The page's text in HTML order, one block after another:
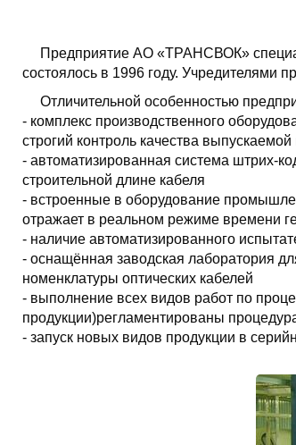
Предприятие АО «ТРАНСВОК»
состоялось в 1996 году. Учредителями
Отличительной особенностью
- комплекс производственного
строгий контроль качества выпускаемой
- автоматизированная система штрих-
строительной длине кабеля
- встроенные в оборудование
отражает в реальном режиме времени
- наличие автоматизированного
- оснащённая заводская лаборатория
номенклатуры оптических кабелей
- выполнение всех видов работ по
продукции)регламентированы
- запуск новых видов продукции в